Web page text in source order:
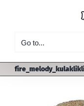
Go to...